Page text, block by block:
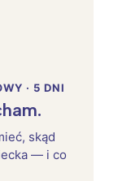
· 5 DNI
skąd
— i co